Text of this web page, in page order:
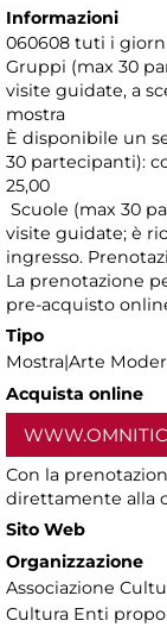
Informazioni
060608 tuti i
Gruppi (max 30
visite guidate, a
mostra
È disponibile un
30 partecipanti):
25,00
Scuole (max 30
visite guidate; è
ingresso.
La prenotazione
pre-acquisto
Tipo
Mostra|Arte
Acquista online
Con la
direttamente alla
Sito Web
Organizzazione
Associazione
Cultura Enti